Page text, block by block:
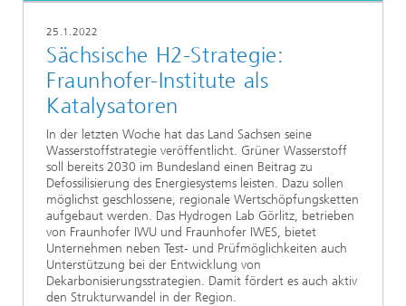
25.1.2022
Sächsische H2-Strategie:
Fraunhofer-Institute als
Katalysatoren
In der letzten Woche hat das Land Sachsen seine
Wasserstoffstrategie veröffentlicht. Grüner Wasserstoff
soll bereits 2030 im Bundesland einen Beitrag zu
Defossilisierung des Energiesystems leisten. Dazu sollen
möglichst geschlossene, regionale Wertschöpfungsketten
aufgebaut werden. Das Hydrogen Lab Görlitz, betrieben
von Fraunhofer IWU und Fraunhofer IWES, bietet
Unternehmen neben Test- und Prüfmöglichkeiten auch
Unterstützung bei der Entwicklung von
Dekarbonisierungsstrategien. Damit fördert es auch aktiv
den Strukturwandel in der Region.